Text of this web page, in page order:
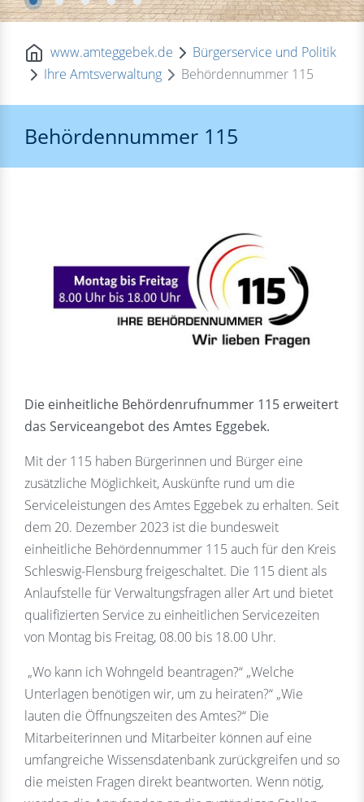
www.amteggebek.de
Bürgerservice und Politik
Ihre Amtsverwaltung
Behördennummer 115
Behördennummer 115
Die einheitliche Behördenrufnummer 115 erweitert
das Serviceangebot des Amtes Eggebek.
Mit der 115 haben Bürgerinnen und Bürger eine
zusätzliche Möglichkeit, Auskünfte rund um die
Serviceleistungen des Amtes Eggebek zu erhalten. Seit
dem 20. Dezember 2023 ist die bundesweit
einheitliche Behördennummer 115 auch für den Kreis
Schleswig-Flensburg freigeschaltet. Die 115 dient als
Anlaufstelle für Verwaltungsfragen aller Art und bietet
qualifizierten Service zu einheitlichen Servicezeiten
von Montag bis Freitag, 08.00 bis 18.00 Uhr.
„Wo kann ich Wohngeld beantragen?“ „Welche
Unterlagen benötigen wir, um zu heiraten?“ „Wie
lauten die Öffnungszeiten des Amtes?“ Die
Mitarbeiterinnen und Mitarbeiter können auf eine
umfangreiche Wissensdatenbank zurückgreifen und so
die meisten Fragen direkt beantworten. Wenn nötig,